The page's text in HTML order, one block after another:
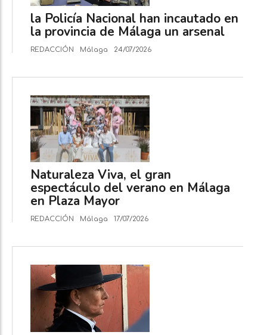
la Policía Nacional han incautado en
la provincia de Málaga un arsenal
REDACCIÓN Málaga 24/07/2026
Naturaleza Viva, el gran
espectáculo del verano en Málaga
en Plaza Mayor
REDACCIÓN Málaga 17/07/2026